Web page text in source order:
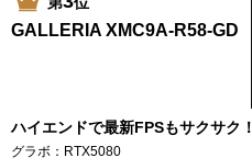
GALLERIA XMC9A-R58-GD
ハイエンドで最新FPSもサクサク！
グラボ：RTX5080